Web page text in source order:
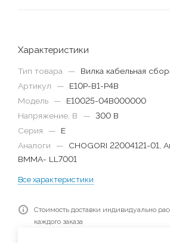
Характеристики
Тип товара —
Вилка кабельная
Артикул
—
E10P-B1-P4B
Модель
—
E10025-04B000000
Напряжение, В
— 300 В
Серия
—
E
Аналоги
—
CHOGORI 22004121-01,
BMMA- LL7001
Все характеристики
Стоимость доставки индивидуально
каждого заказа